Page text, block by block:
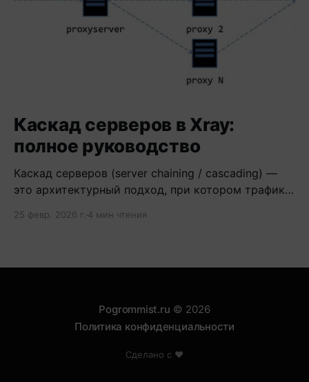
Каскад серверов в Xray:
полное руководство
Каскад серверов (server chaining / cascading) —
это архитектурный подход, при котором трафик
серверов.
25 февр. 2026 г. 4 мин чтения
Pogrommist.ru © 2026
Политика конфиденциальности
Сделано с ❤️